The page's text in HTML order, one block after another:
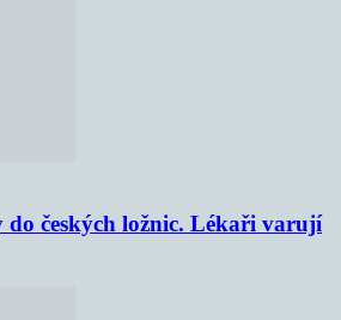
českých ložnic. Lékaři varují